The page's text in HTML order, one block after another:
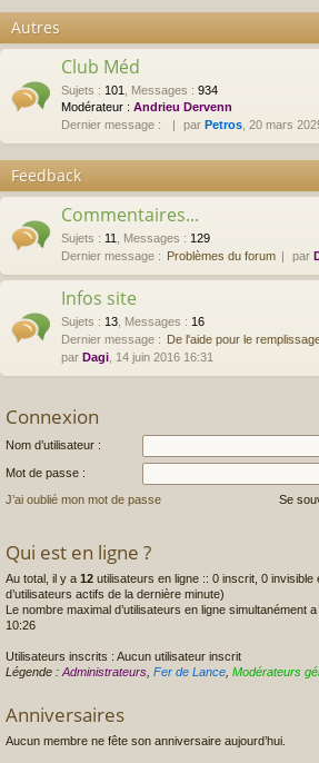
Autres
Club Méd
Sujets : 101 Messages : 934
Modérateur : Andrieu Dervenn
Dernier message :
par Petros , 20 mars
Feedback
Commentaires...
Sujets : 11 Messages : 129
Dernier message : Problèmes du forum par
Infos site
Sujets : 13 Messages : 16
Dernier message : De l'aide pour le
par Dagi , 14 juin 2016 16:31
Connexion
Nom d’utilisateur :
Mot de passe :
J’ai oublié mon mot de passe Se
Qui est en ligne ?
Au total, il y a 12 utilisateurs en ligne :: 0 inscrit, 0
d’utilisateurs actifs de la dernière minute)
Le nombre maximal d’utilisateurs en ligne simultanément
10:26
Utilisateurs inscrits : Aucun utilisateur inscrit
Légende : Administrateurs Fer de Lance Modérateurs
Anniversaires
Aucun membre ne fête son anniversaire aujourd’hui.